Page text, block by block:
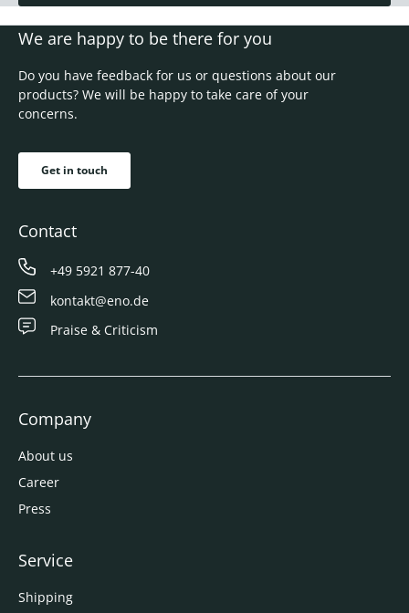
We are happy to be there for you
Do you have feedback for us or questions about our
products? We will be happy to take care of your
concerns.
Get in touch
Contact
+49 5921 877-40
kontakt@eno.de
Praise & Criticism
Company
About us
Career
Press
Service
Shipping